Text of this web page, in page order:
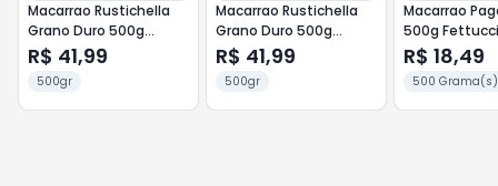
Macarrao Rustichella
Grano Duro 500g
Penne Rigati
R$ 41,99
500gr
Macarrao Rustichella
Grano Duro 500g
Pappardelle
R$ 41,99
500gr
Macarrao
500g
Verde
R$ 18,49
500 Grama(s)